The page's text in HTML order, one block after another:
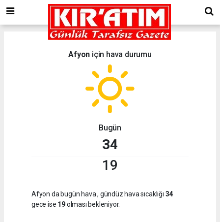
Afyon için hava durumu
Bugün
34
19
Afyon da bugün hava, gündüz hava sıcaklığı 34
gece ise 19olması bekleniyor.